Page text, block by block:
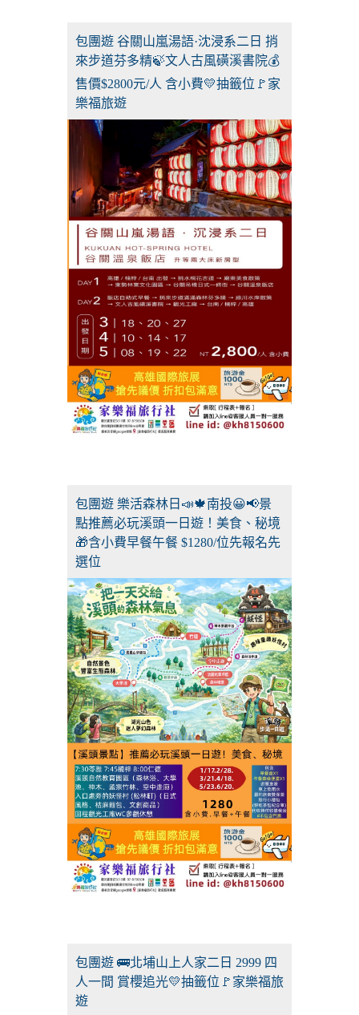
包團遊 谷關山嵐湯語·沈浸系二日 捎
來步道芬多精🍃文人古風磺溪書院💰
售價$2800元/人 含小費💛抽籤位🚩家
樂福旅遊
包團遊 樂活森林日📣🍁南投😀📢景
點推薦必玩溪頭一日遊！美食、秘境
🎁含小費早餐午餐 $1280/位先報名先
選位
包團遊 🚌北埔山上人家二日 2999 四
人一間 賞櫻追光💛抽籤位🚩家樂福旅
遊